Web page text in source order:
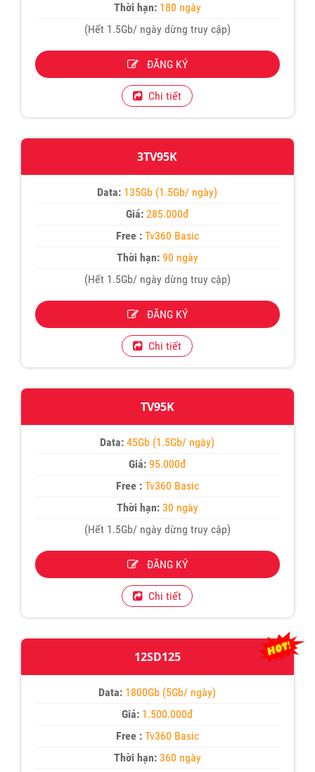
Thời hạn:180 ngày
(Hết 1.5Gb/ ngày dừng truy cập)
ĐĂNG KÝ
Chi tiết
3TV95K
Data: 135Gb (1.5Gb/ ngày)
Giá:285.000đ
Free : Tv360 Basic
Thời hạn:90 ngày
(Hết 1.5Gb/ ngày dừng truy cập)
ĐĂNG KÝ
Chi tiết
TV95K
Data: 45Gb (1.5Gb/ ngày)
Giá:95.000đ
Free : Tv360 Basic
Thời hạn:30 ngày
(Hết 1.5Gb/ ngày dừng truy cập)
ĐĂNG KÝ
Chi tiết
12SD125
Data: 1800Gb (5Gb/ ngày)
Giá: 1.500.000đ
Free : Tv360 Basic
Thời hạn:360 ngày